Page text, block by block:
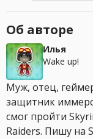
Об авторе
Илья
Wake up!
Муж, отец,
защитник
смог пройти
Raiders. Пишу на